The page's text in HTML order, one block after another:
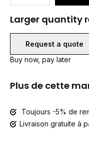
Larger quantity
Request a quote
Buy now, pay later
Plus de cette
Toujours -5% de
Livraison gratuite à